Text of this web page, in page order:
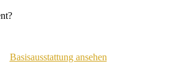
Basisausstattung ansehen